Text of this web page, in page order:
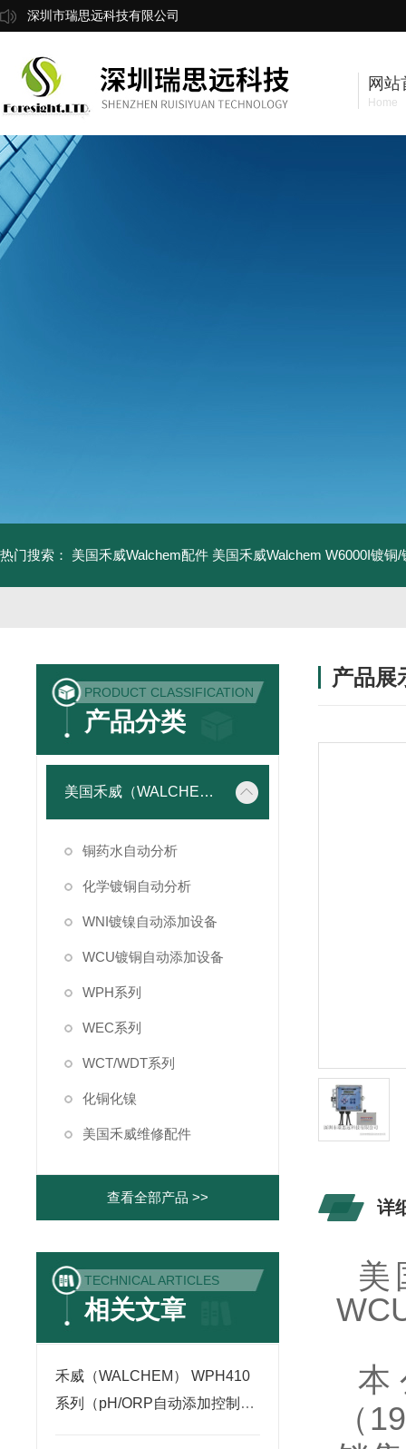
深圳市瑞思远科技有限公司
网站
Home
热门搜索： 美国禾威Walchem配件 美国禾威Walchem W6000I镀铜
PRODUCT CLASSIFICATION
产品分类
美国禾威（WALCHEM）自动添加控制器
铜药水自动分析
化学镀铜自动分析
WNI镀镍自动添加设备
WCU镀铜自动添加设备
WPH系列
WEC系列
WCT/WDT系列
化铜化镍
美国禾威维修配件
查看全部产品 >>
TECHNICAL ARTICLES
相关文章
禾威（WALCHEM） WPH410
系列（pH/ORP自动添加控制
产品展
详
美
（